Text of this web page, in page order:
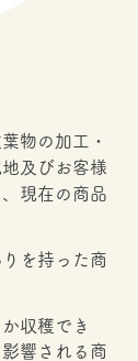
物の加工・
及びお客様
現在の商品
を持った商
収穫でき
響される商